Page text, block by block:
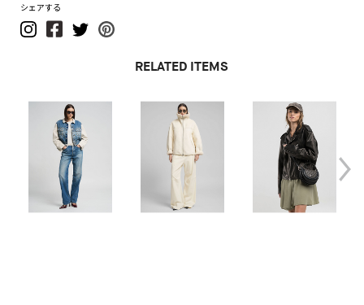
シェアする
RELATED ITEMS